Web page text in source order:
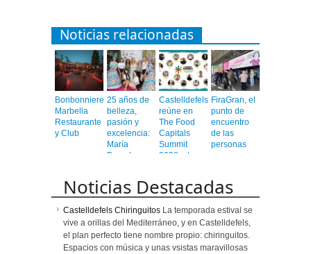
Noticias relacionadas
Bonbonniere
Marbella
Restaurante
y Club
25 años de
belleza,
pasión y
excelencia:
María
Barcelona
todo lo alto
el
aniversario
de su
icónico
Salón
Castelldefels
reúne en
The Food
Capitals
Summit
2026 a la
gastronomía
FiraGran, el
punto de
encuentro
de las
personas
Noticias Destacadas
Castelldefels Chiringuitos La temporada estival se
vive a orillas del Mediterráneo, y en Castelldefels,
el plan perfecto tiene nombre propio: chiringuitos.
Espacios con música y unas vsistas maravillosas